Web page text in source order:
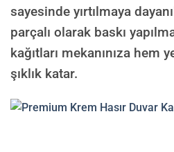
sayesinde yırtılmaya
parçalı olarak baskı
kağıtları mekanınıza hem
şıklık katar.